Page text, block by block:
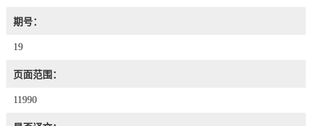
期号：
19
页面范围：
11990